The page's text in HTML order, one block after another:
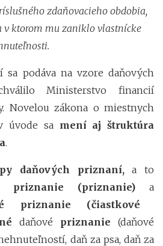
zdaňovacieho obdobia,
v ktorom mu zaniklo vlastnícke
sa podáva na vzore daňových
Ministerstvo financií
Novelou zákona o miestnych
úvode sa mení aj štruktúra
.
daňových priznaní, a to
priznanie (priznanie) a
priznanie (čiastkové
daňové priznanie (daňové
daň za psa, daň za